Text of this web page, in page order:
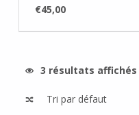
€45,00
3 résultats affichés